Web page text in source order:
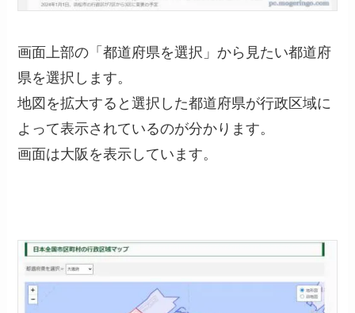
画面上部の「都道府県を選択」から見たい都道府
県を選択します。
地図を拡大すると選択した都道府県が行政区域に
よって表示されているのが分かります。
画面は大阪を表示しています。